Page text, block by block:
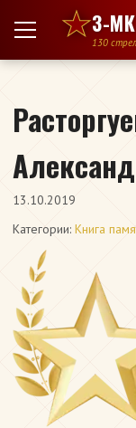
Перейти к 3-
130
13.10.2019
Категории: Книга